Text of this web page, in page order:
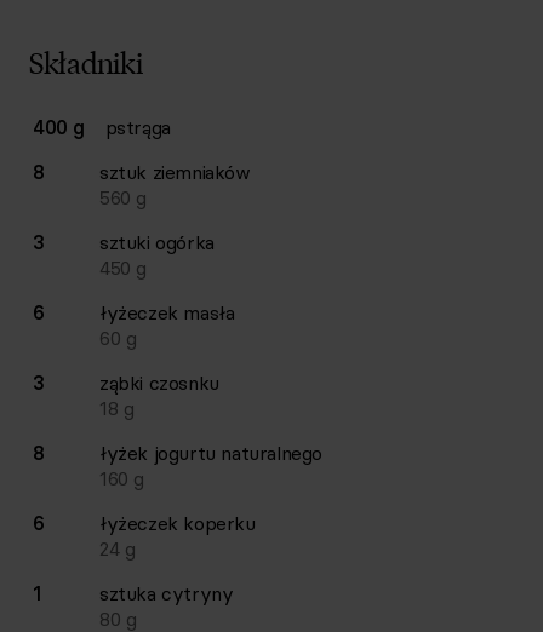
Składniki
Lista składników przepisu z ilościami i wagami
Ilość Składnik
400 g
pstrąga
8
sztuk ziemniaków
560 g
3
sztuki ogórka
450 g
6
łyżeczek masła
60 g
3
ząbki czosnku
18 g
8
łyżek jogurtu naturalnego
160 g
6
łyżeczek koperku
24g
1
sztuka cytryny
80 g